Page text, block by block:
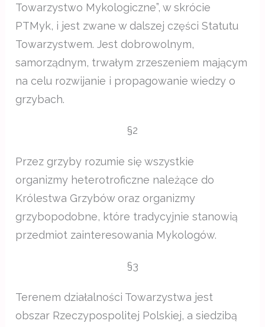
Towarzystwo Mykologiczne”, w skrócie
PTMyk, i jest zwane w dalszej części Statutu
Towarzystwem. Jest dobrowolnym,
samorządnym, trwałym zrzeszeniem mającym
na celu rozwijanie i propagowanie wiedzy o
grzybach.
§2
Przez grzyby rozumie się wszystkie
organizmy heterotroficzne należące do
Królestwa Grzybów oraz organizmy
grzybopodobne, które tradycyjnie stanowią
przedmiot zainteresowania Mykologów.
§3
Terenem działalności Towarzystwa jest
obszar Rzeczypospolitej Polskiej, a siedzibą